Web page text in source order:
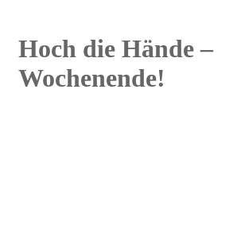
Hoch die Hände –
Wochenende!